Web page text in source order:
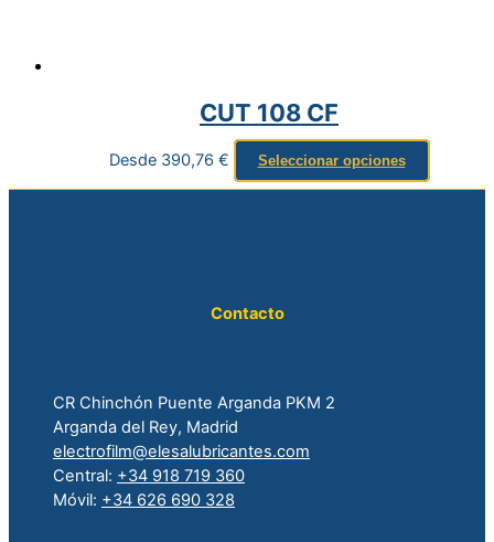
CUT 108 CF
Desde 390,76 € Seleccionar opciones
Contacto
CR Chinchón Puente Arganda PKM 2
Arganda del Rey, Madrid
electrofilm@elesalubricantes.com
Central: +34 918 719 360
Móvil: +34 626 690 328